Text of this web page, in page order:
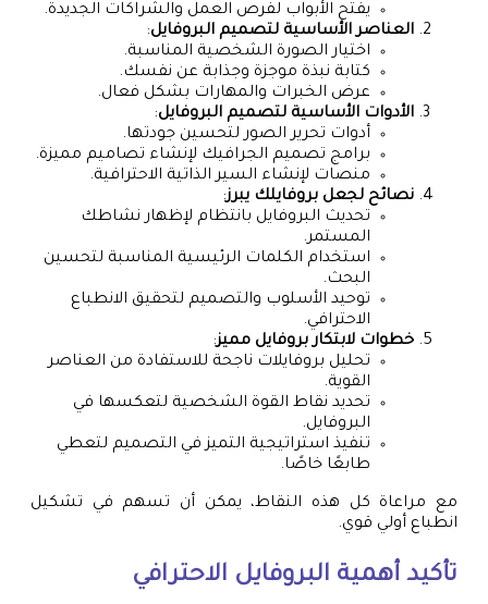
يفتح الأبواب لفرص العمل والشراكات الجديدة.
العناصر الأساسية لتصميم البروفايل:
اختيار الصورة الشخصية المناسبة.
كتابة نبذة موجزة وجذابة عن نفسك.
عرض الخبرات والمهارات بشكل فعال.
الأدوات الأساسية لتصميم البروفايل:
أدوات تحرير الصور لتحسين جودتها.
برامج تصميم الجرافيك لإنشاء تصاميم مميزة.
منصات لإنشاء السير الذاتية الاحترافية.
نصائح لجعل بروفايلك يبرز:
تحديث البروفايل بانتظام لإظهار نشاطك
المستمر.
استخدام الكلمات الرئيسية المناسبة لتحسين
البحث.
توحيد الأسلوب والتصميم لتحقيق الانطباع
الاحترافي.
خطوات لابتكار بروفايل مميز:
تحليل بروفايلات ناجحة للاستفادة من العناصر
القوية.
تحديد نقاط القوة الشخصية لتعكسها في
البروفايل.
تنفيذ استراتيجية التميز في التصميم لتعطي
طابعًا خاصًا.
مع مراعاة كل هذه النقاط، يمكن أن تسهم في تشكيل
انطباع أولي قوي.
تأكيد أهمية البروفايل الاحترافي